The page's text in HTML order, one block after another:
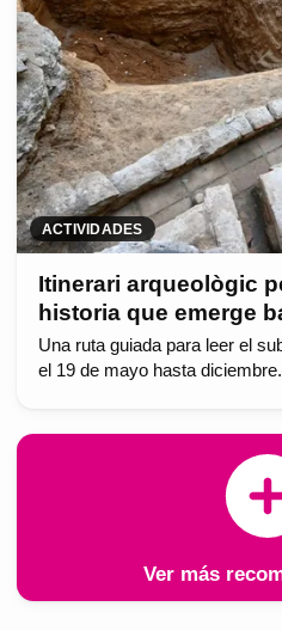
ACTIVIDADES
Itinerari arqueològic
historia que emerge
Una ruta guiada para leer el
el 19 de mayo hasta diciembre.
Ver más